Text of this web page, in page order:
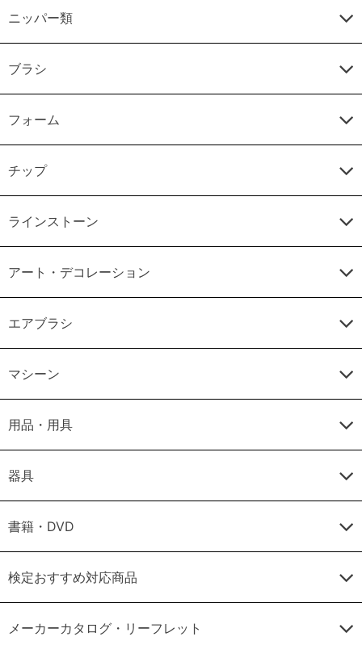
ニッパー類
ブラシ
フォーム
チップ
ラインストーン
アート・デコレーション
エアブラシ
マシーン
用品・用具
器具
書籍・DVD
検定おすすめ対応商品
メーカーカタログ・リーフレット